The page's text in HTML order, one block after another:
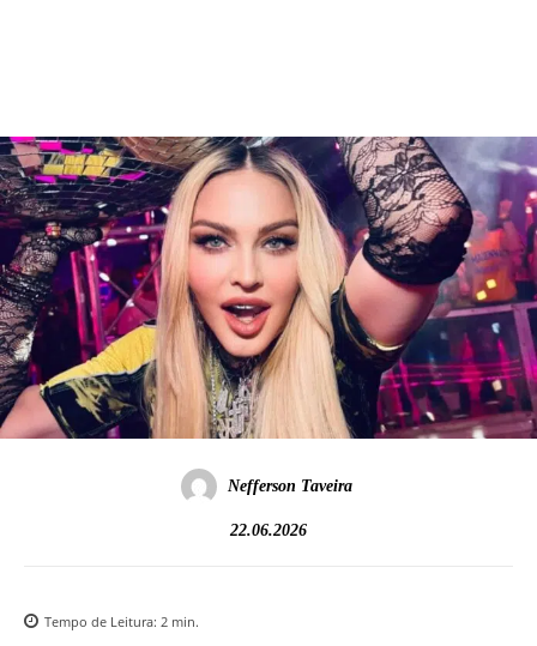
Nefferson Taveira
22.06.2026
Tempo de Leitura: 2 min.